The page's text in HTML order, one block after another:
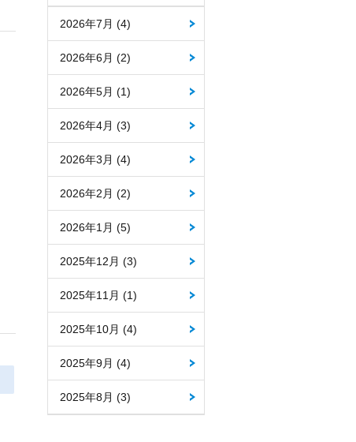
2026年7月 (4)
2026年6月 (2)
2026年5月 (1)
2026年4月 (3)
2026年3月 (4)
2026年2月 (2)
2026年1月 (5)
2025年12月 (3)
2025年11月 (1)
2025年10月 (4)
2025年9月 (4)
2025年8月 (3)